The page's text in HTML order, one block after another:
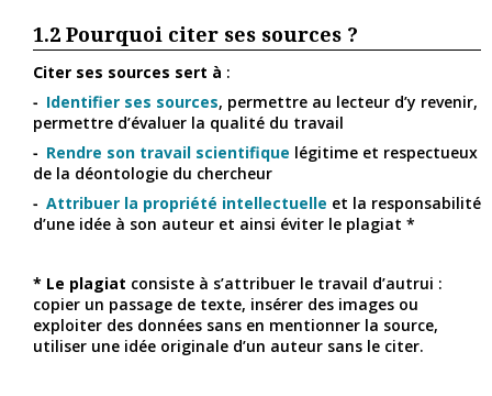
1.2 Pourquoi citer ses sources ?
Citer ses sources sert à :
Identifier ses sources, permettre au lecteur d’y revenir,
permettre d’évaluer la qualité du travail
Rendre son travail scientifique légitime et respectueux
de la déontologie du chercheur
Attribuer la propriété intellectuelle et la responsabilité
d’une idée à son auteur et ainsi éviter le plagiat *
* Le plagiat consiste à s’attribuer le travail d’autrui :
copier un passage de texte, insérer des images ou
exploiter des données sans en mentionner la source,
utiliser une idée originale d’un auteur sans le citer.